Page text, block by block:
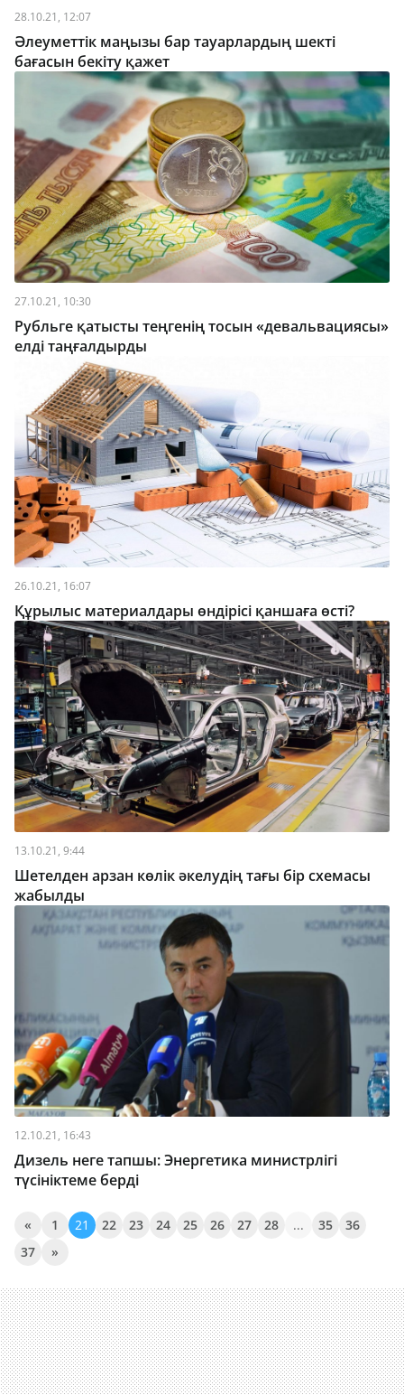
28.10.21, 12:07
Әлеуметтік маңызы бар тауарлардың шекті
бағасын бекіту қажет
27.10.21, 10:30
Рубльге қатысты теңгенің тосын «девальвациясы»
елді таңғалдырды
26.10.21, 16:07
Құрылыс материалдары өндірісі қаншаға өсті?
13.10.21, 9:44
Шетелден арзан көлік әкелудің тағы бір схемасы
жабылды
12.10.21, 16:43
Дизель неге тапшы: Энергетика министрлігі
түсініктеме берді
« 1 21 22 23 24 25 26 27 28 ... 35
36
37
»